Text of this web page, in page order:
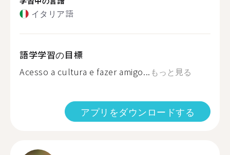
イタリア語
語学学習の目標
Acesso a cultura e fazer amigo... もっと見る
アプリをダウンロードする